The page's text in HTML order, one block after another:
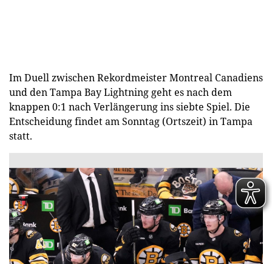
Im Duell zwischen Rekordmeister Montreal Canadiens
und den Tampa Bay Lightning geht es nach dem
knappen 0:1 nach Verlängerung ins siebte Spiel. Die
Entscheidung findet am Sonntag (Ortszeit) in Tampa
statt.